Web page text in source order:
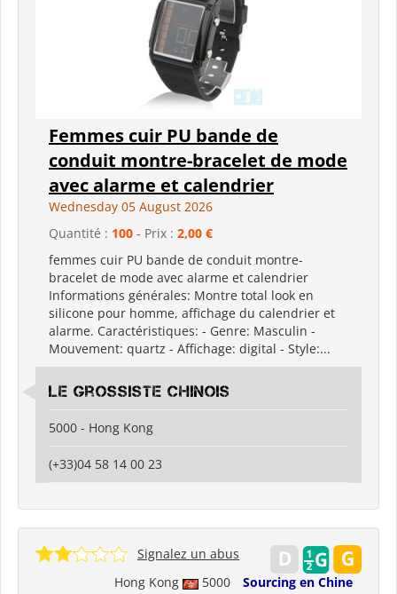
Femmes cuir PU bande de
conduit montre-bracelet de mode
avec alarme et calendrier
Wednesday 05 August 2026
Quantité : 100 - Prix : 2,00 €
femmes cuir PU bande de conduit montre-
bracelet de mode avec alarme et calendrier
Informations générales: Montre total look en
silicone pour homme, affichage du calendrier et
alarme. Caractéristiques: - Genre: Masculin -
Mouvement: quartz - Affichage: digital - Style:...
Le grossiste chinois
5000 - Hong Kong
(+33)04 58 14 00 23
Hong Kong 5000 Sourcing en Chine
Signalez un abus